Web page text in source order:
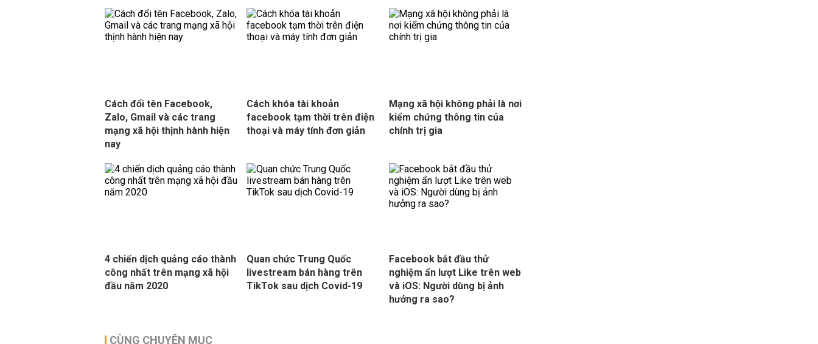
Cách đổi tên Facebook,
Zalo, Gmail và các trang
mạng xã hội thịnh hành hiện
nay
Cách khóa tài khoản
facebook tạm thời trên điện
thoại và máy tính đơn giản
Mạng xã hội không phải là nơi
kiểm chứng thông tin của
chính trị gia
4 chiến dịch quảng cáo thành
công nhất trên mạng xã hội
đầu năm 2020
Quan chức Trung Quốc
livestream bán hàng trên
TikTok sau dịch Covid-19
Facebook bắt đầu thử
nghiệm ẩn lượt Like trên web
và iOS: Người dùng bị ảnh
hưởng ra sao?
CÙNG CHUYÊN MỤC